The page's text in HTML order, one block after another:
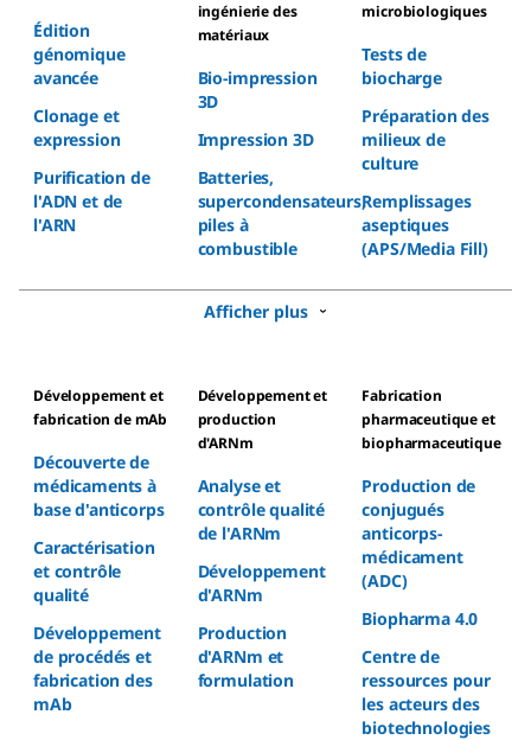
Édition
génomique
avancée
Clonage et
expression
Purification de
l'ADN et de
l'ARN
ingénierie des
matériaux
Bio-impression
3D
Impression 3D
Batteries,
supercondensateurs,
piles à
combustible
microbiologiques
Tests de
biocharge
Préparation des
milieux de
culture
Remplissages
aseptiques
(APS/Media Fill)
Afficher plus
Développement et
fabrication de mAb
Découverte de
médicaments à
base d'anticorps
Caractérisation
et contrôle
qualité
Développement
de procédés et
fabrication des
mAb
Développement et
production
d'ARNm
Analyse et
contrôle qualité
de l'ARNm
Développement
d'ARNm
Production
d'ARNm et
formulation
Fabrication
pharmaceutique et
biopharmaceutique
Production de
conjugués
anticorps-
médicament
(ADC)
Biopharma 4.0
Centre de
ressources pour
les acteurs des
biotechnologies